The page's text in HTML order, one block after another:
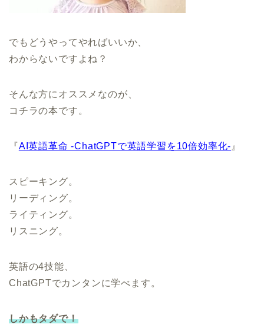
でもどうやってやればいいか、
わからないですよね？
そんな方にオススメなのが、
コチラの本です。
『AI英語革命 -ChatGPTで英語学習を10倍効率化- 』
スピーキング。
リーディング。
ライティング。
リスニング。
英語の4技能、
ChatGPTでカンタンに学べます。
しかもタダで！